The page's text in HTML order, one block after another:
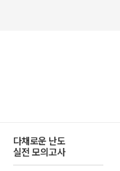
다채로운 난도
실전 모의고사